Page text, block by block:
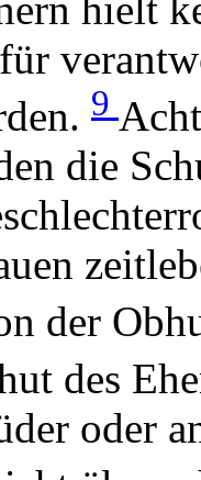
hielt
9
die
der
des
oder